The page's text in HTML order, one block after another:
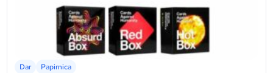
Dar Papirnica